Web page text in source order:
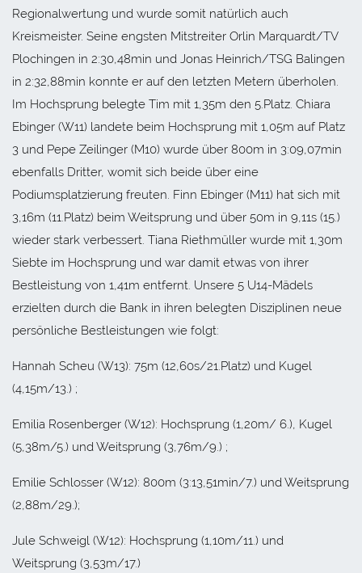
Regionalwertung und wurde somit natürlich auch
Kreismeister. Seine engsten Mitstreiter Orlin Marquardt/TV
Plochingen in 2:30,48min und Jonas Heinrich/TSG Balingen
in 2:32,88min konnte er auf den letzten Metern überholen.
Im Hochsprung belegte Tim mit 1,35m den 5.Platz. Chiara
Ebinger (W11) landete beim Hochsprung mit 1,05m auf Platz
3 und Pepe Zeilinger (M10) wurde über 800m in 3:09,07min
ebenfalls Dritter, womit sich beide über eine
Podiumsplatzierung freuten. Finn Ebinger (M11) hat sich mit
3,16m (11.Platz) beim Weitsprung und über 50m in 9,11s (15.)
wieder stark verbessert. Tiana Riethmüller wurde mit 1,30m
Siebte im Hochsprung und war damit etwas von ihrer
Bestleistung von 1,41m entfernt. Unsere 5 U14-Mädels
erzielten durch die Bank in ihren belegten Disziplinen neue
persönliche Bestleistungen wie folgt:
Hannah Scheu (W13): 75m (12,60s/21.Platz) und Kugel
(4,15m/13.) ;
Emilia Rosenberger (W12): Hochsprung (1,20m/ 6.), Kugel
(5,38m/5.) und Weitsprung (3,76m/9.) ;
Emilie Schlosser (W12): 800m (3:13,51min/7.) und Weitsprung
(2,88m/29.);
Jule Schweigl (W12): Hochsprung (1,10m/11.) und
Weitsprung (3,53m/17.)